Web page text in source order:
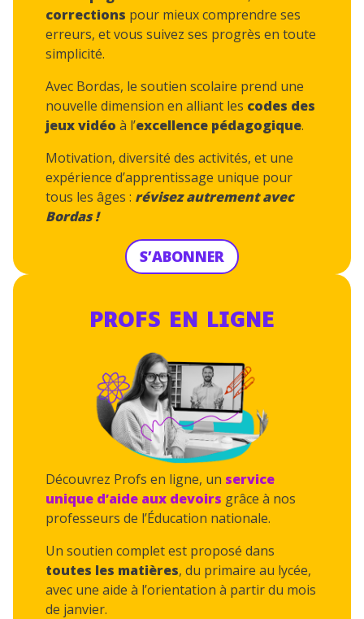
corrections pour mieux comprendre ses
erreurs, et vous suivez ses progrès en toute
simplicité.
Avec Bordas, le soutien scolaire prend une
nouvelle dimension en alliant les codes des
jeux vidéo à l’excellence pédagogique.
Motivation, diversité des activités, et une
expérience d’apprentissage unique pour
tous les âges : révisez autrement avec
Bordas !
S’ABONNER
PROFS EN LIGNE
Découvrez Profs en ligne, un service
unique d’aide aux devoirs grâce à nos
professeurs de l’Éducation nationale.
Un soutien complet est proposé dans
toutes les matières, du primaire au lycée,
avec une aide à l’orientation à partir du mois
de janvier.